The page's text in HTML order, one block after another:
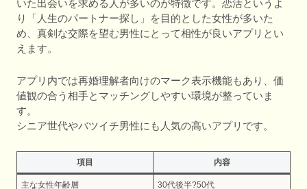
いた出会いを求める人が多いのが特徴です。恋活というよ
り「人生のパートナー探し」を目的とした女性が多いた
め、真剣な交際を望む男性にとって相性が良いアプリとい
えます。
アプリ内では再婚理解者向けのマーク表示機能もあり、価
値観の合う相手とマッチングしやすい環境が整っていま
す。
シニア世代やバツイチ男性にも人気の高いアプリです。
項目 内容
主な女性年齢層 30代後半?50代